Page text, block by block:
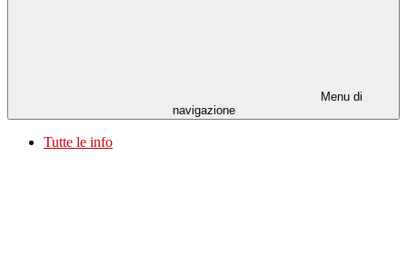
Menu di
navigazione
Tutte le info